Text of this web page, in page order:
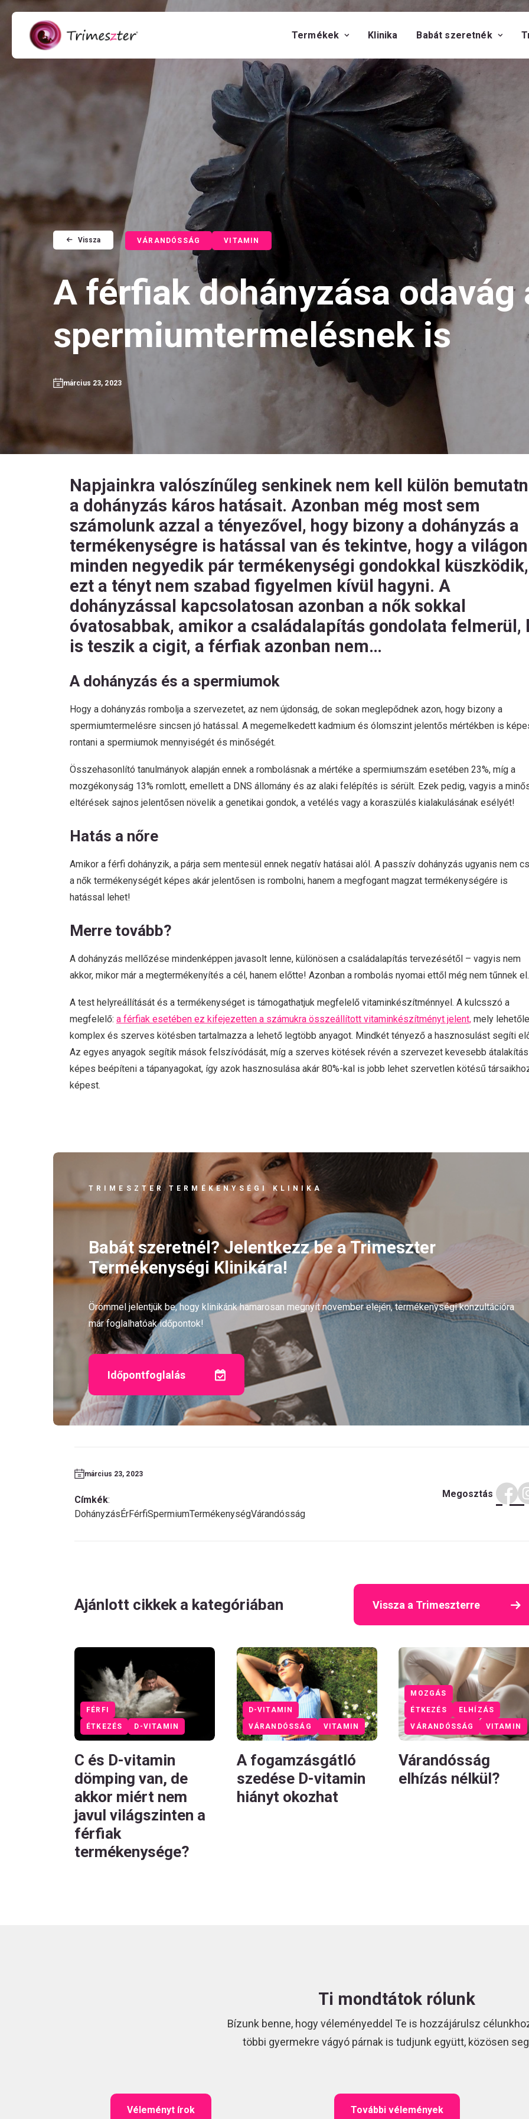
Termékek Klinika Babát szeretnék
Vissza VÁRANDÓSSÁG VITAMIN
A férfiak dohányzása odavág
spermiumtermelésnek is
március 23, 2023
Napjainkra valószínűleg senkinek nem kell külön
a dohányzás káros hatásait. Azonban még most sem
számolunk azzal a tényezővel, hogy bizony a dohányzás a
termékenységre is hatással van és tekintve, hogy a világon
minden negyedik pár termékenységi gondokkal küszködik,
ezt a tényt nem szabad figyelmen kívül hagyni. A
dohányzással kapcsolatosan azonban a nők sokkal
óvatosabbak, amikor a családalapítás gondolata felmerül,
is teszik a cigit, a férfiak azonban nem…
A dohányzás és a spermiumok
Hogy a dohányzás rombolja a szervezetet, az nem újdonság, de sokan meglepődnek azon, hogy bizony a
spermiumtermelésre sincsen jó hatással. A megemelkedett kadmium és ólomszint jelentős mértékben is
rontani a spermiumok mennyiségét és minőségét.
Összehasonlító tanulmányok alapján ennek a rombolásnak a mértéke a spermiumszám esetében 23%, míg a
mozgékonyság 13% romlott, emellett a DNS állomány és az alaki felépítés is sérült. Ezek pedig, vagyis a
eltérések sajnos jelentősen növelik a genetikai gondok, a vetélés vagy a koraszülés kialakulásának esélyét!
Hatás a nőre
Amikor a férfi dohányzik, a párja sem mentesül ennek negatív hatásai alól. A passzív dohányzás ugyanis nem
a nők termékenységét képes akár jelentősen is rombolni, hanem a megfogant magzat termékenységére is
hatással lehet!
Merre tovább?
A dohányzás mellőzése mindenképpen javasolt lenne, különösen a családalapítás tervezésétől – vagyis nem
akkor, mikor már a megtermékenyítés a cél, hanem előtte! Azonban a rombolás nyomai ettől még nem tűnnek el.
A test helyreállítását és a termékenységet is támogathatjuk megfelelő vitaminkészítménnyel. A kulcsszó a
megfelelő: a férfiak esetében ez kifejezetten a számukra összeállított vitaminkészítményt jelent, mely
komplex és szerves kötésben tartalmazza a lehető legtöbb anyagot. Mindkét tényező a hasznosulást segíti
Az egyes anyagok segítik mások felszívódását, míg a szerves kötések révén a szervezet kevesebb
képes beépíteni a tápanyagokat, így azok hasznosulása akár 80%-kal is jobb lehet szervetlen kötésű
képest.
TRIMESZTER TERMÉKENYSÉGI KLINIKA
Babát szeretnél? Jelentkezz be a Trimeszter
Termékenységi Klinikára!
Örömmel jelentjük be, hogy klinikánk hamarosan megnyit november elején, termékenységi konzultációra
már foglalhatóak időpontok!
Időpontfoglalás
március 23, 2023
Címkék:
DohányzásÉrFérfiSpermiumTermékenységVárandósság
Megosztás
Ajánlott cikkek a kategóriában Vissza a Trimeszterre
ÉTKEZÉS D-VITAMIN
FÉRFI
C és D-vitamin
dömping van, de
akkor miért nem
javul világszinten a
férfiak
termékenysége?
VÁRANDÓSSÁG VITAMIN
D-VITAMIN
A fogamzásgátló
szedése D-vitamin
hiányt okozhat
VÁRANDÓSSÁG VITAMIN
ÉTKEZÉS ELHÍZÁS
MOZGÁS
Várandósság
elhízás nélkül?
Ti mondtátok rólunk
Bízunk benne, hogy véleményeddel Te is hozzájárulsz
többi gyermekre vágyó párnak is tudjunk együtt, közösen
Véleményt írok További vélemények